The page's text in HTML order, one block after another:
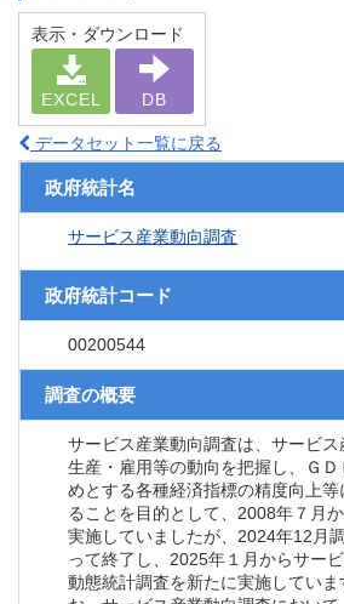
表示・ダウンロード
EXCEL DB
データセット一覧に戻る
政府統計名
サービス産業動向調査
政府統計コード
00200544
調査の概要
サービス産業動向調査は、サービス
生産・雇用等の動向を把握し、ＧＤ
めとする各種経済指標の精度向上等
ることを目的として、2008年７月
実施していましたが、2024年12月
って終了し、2025年１月からサー
動態統計調査を新たに実施していま